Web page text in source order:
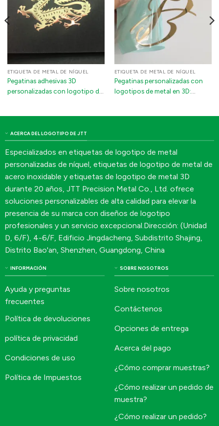
ETIQUETA DE METAL DE NÍQUEL
Pegatinas adhesivas 3D
personalizadas con logotipo de
ETIQUETA DE METAL DE NÍQUEL
Pegatinas personalizadas con
logotipos de metal en 3D:
ACERCA DEL LOGOTIPO DE JTT
Especializados en etiquetas de logotipo de metal
personalizadas de níquel, etiquetas de logotipo de metal de
acero inoxidable y etiquetas de logotipo de metal 3D
durante 20 años, JTT Precision Metal Co., Ltd. ofrece
soluciones personalizables de alta calidad para elevar la
presencia de su marca con diseños de logotipo
profesionales y un servicio excepcional.Dirección: (Unidad
D, 6/F), 4-6/F, Edificio Jingdacheng, Subdistrito Shajing,
Distrito Bao'an, Shenzhen, Guangdong, China
INFORMACIÓN
Ayuda y preguntas
frecuentes
Política de devoluciones
política de privacidad
Condiciones de uso
Política de Impuestos
SOBRE NOSOTROS
Sobre nosotros
Contáctenos
Opciones de entrega
Acerca del pago
¿Cómo comprar muestras?
¿Cómo realizar un pedido de
muestra?
¿Cómo realizar un pedido?